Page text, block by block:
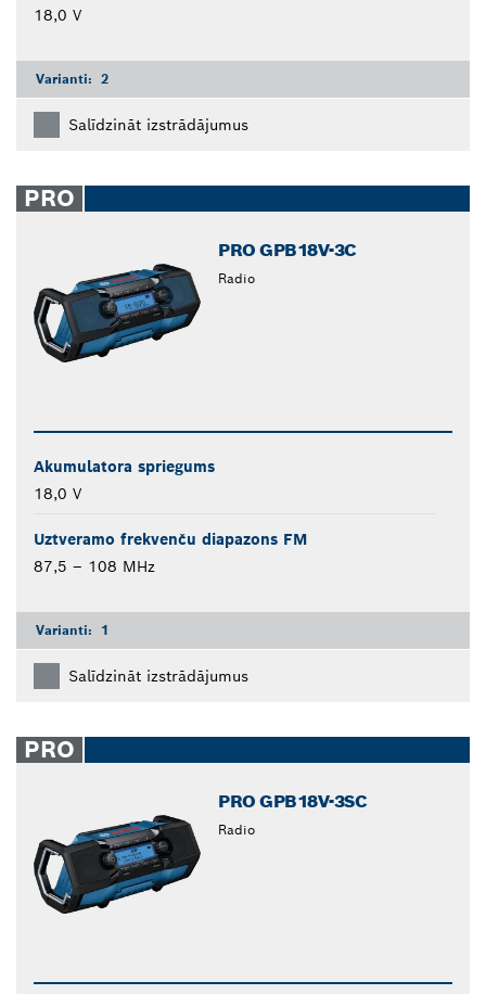
18,0 V
Varianti: 2
Salīdzināt izstrādājumus
PRO
PRO GPB18V-3C
Radio
Akumulatora spriegums
18,0 V
Uztveramo frekvenču diapazons FM
87,5 – 108 MHz
Varianti: 1
Salīdzināt izstrādājumus
PRO
PRO GPB18V-3SC
Radio